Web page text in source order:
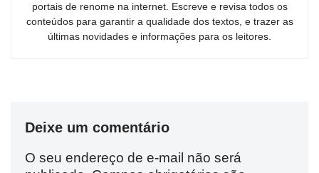
portais de renome na internet. Escreve e revisa todos os
conteúdos para garantir a qualidade dos textos, e trazer as
últimas novidades e informações para os leitores.
Deixe um comentário
O seu endereço de e-mail não será